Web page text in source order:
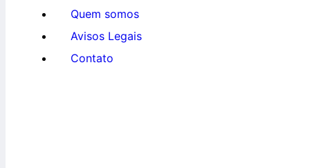
Quem somos
Avisos Legais
Contato